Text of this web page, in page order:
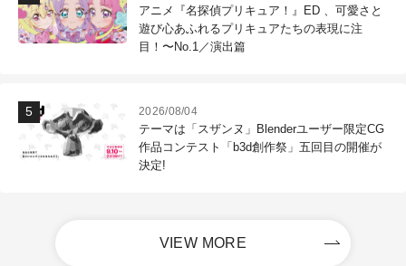
アニメ『名探偵プリキュア！』ED 、可愛さと
遊び心あふれるプリキュアたちの表現に注
目！〜No.1／演出篇
2026/08/04
テーマは「スザンヌ」Blenderユーザー限定CG
作品コンテスト「b3d創作祭」五回目の開催が
決定!
VIEW MORE